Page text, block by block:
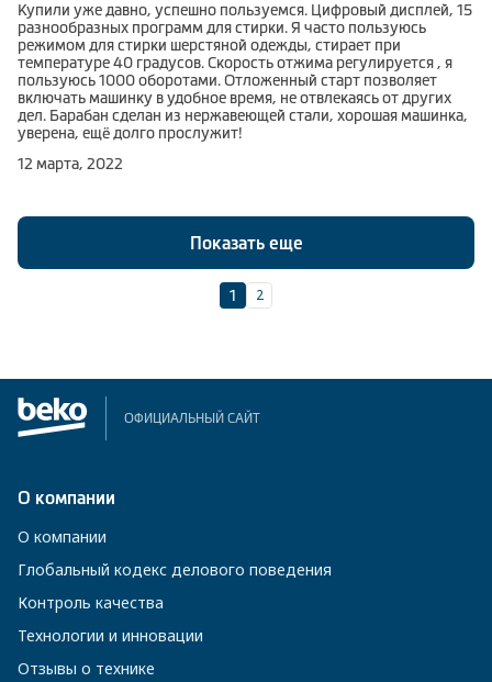
Купили уже давно, успешно пользуемся. Цифровый дисплей, 15
разнообразных программ для стирки. Я часто пользуюсь
режимом для стирки шерстяной одежды, стирает при
температуре 40 градусов. Скорость отжима регулируется , я
пользуюсь 1000 оборотами. Отложенный старт позволяет
включать машинку в удобное время, не отвлекаясь от других
дел. Барабан сделан из нержавеющей стали, хорошая машинка,
уверена, ещё долго прослужит!
12 марта, 2022
Показать еще
1 2
ОФИЦИАЛЬНЫЙ САЙТ
О компании
О компании
Глобальный кодекс делового поведения
Контроль качества
Технологии и инновации
Отзывы о технике